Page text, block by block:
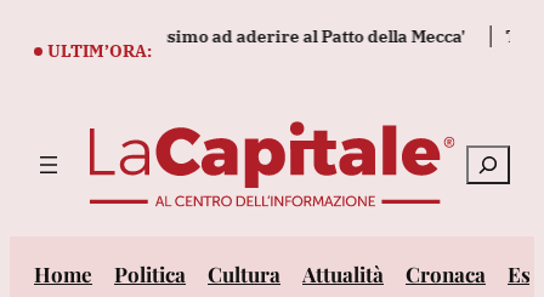
ULTIM’ORA:
essere il prossimo ad aderire al Patto della Mecca' Tennis,
Cerca
Home Politica Cultura Attualità Cronaca